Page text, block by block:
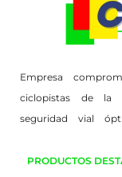
Empresa
ciclopistas de la
seguridad vial
PRODUCTOS